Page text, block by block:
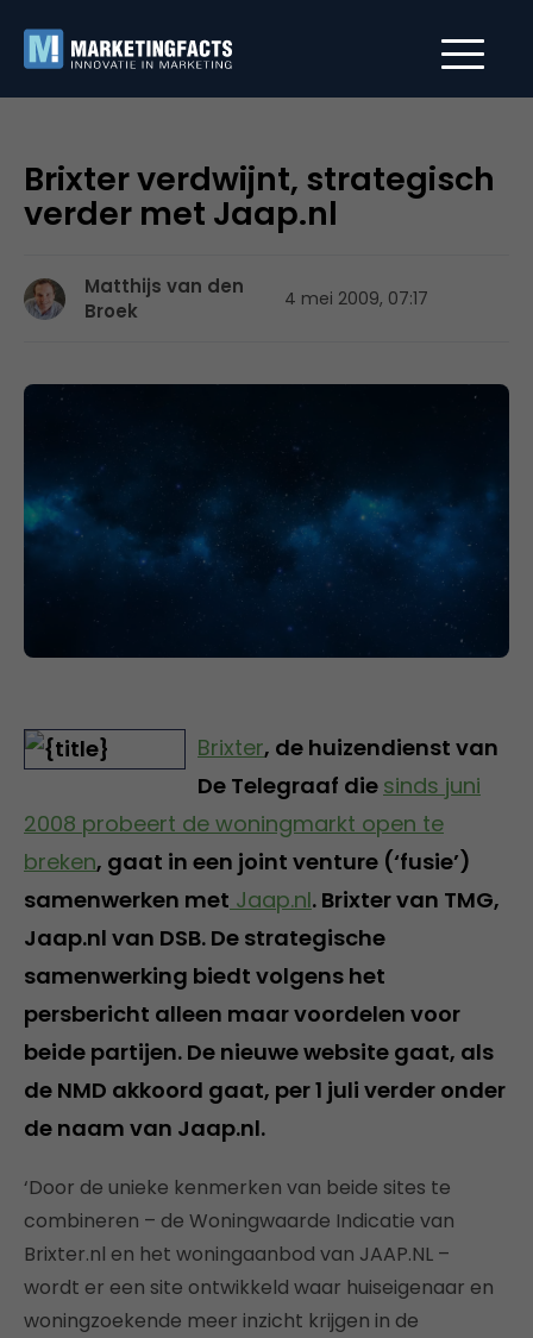
Brixter verdwijnt, strategisch
verder met Jaap.nl
Matthijs van den
Broek
4 mei 2009, 07:17
Brixter, de huizendienst van
De Telegraaf die sinds juni
2008 probeert de woningmarkt open te
breken, gaat in een joint venture (‘fusie’)
samenwerken met Jaap.nl. Brixter van TMG,
Jaap.nl van DSB. De strategische
samenwerking biedt volgens het
persbericht alleen maar voordelen voor
beide partijen. De nieuwe website gaat, als
de NMD akkoord gaat, per 1 juli verder onder
de naam van Jaap.nl.
‘Door de unieke kenmerken van beide sites te
combineren – de Woningwaarde Indicatie van
Brixter.nl en het woningaanbod van JAAP.NL –
wordt er een site ontwikkeld waar huiseigenaar en
woningzoekende meer inzicht krijgen in de